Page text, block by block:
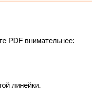
PDF внимательнее:
линейки.